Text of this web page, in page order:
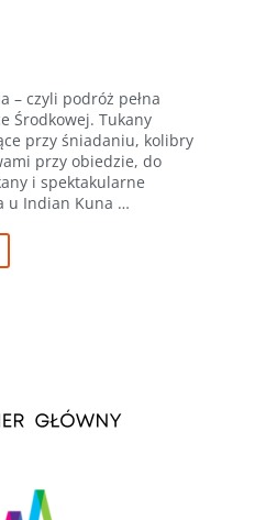
– czyli podróż pełna
Środkowej. Tukany
przy śniadaniu, kolibry
przy obiedzie, do
i spektakularne
u Indian Kuna …